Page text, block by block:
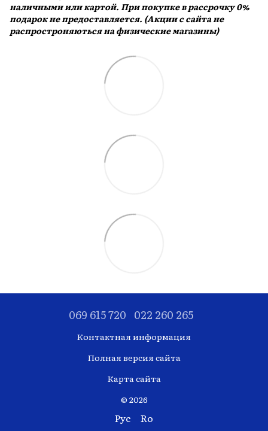
наличными или картой. При покупке в рассрочку 0%
подарок не предоставляется. (Акции с сайта не
распростроняються на физические магазины)
069 615 720 022 260 265
Контактная информация
Полная версия сайта
Карта сайта
© 2026
Рус Ro